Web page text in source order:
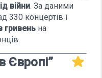
війни. За даними
330 концертів і
гривень на
Європі”